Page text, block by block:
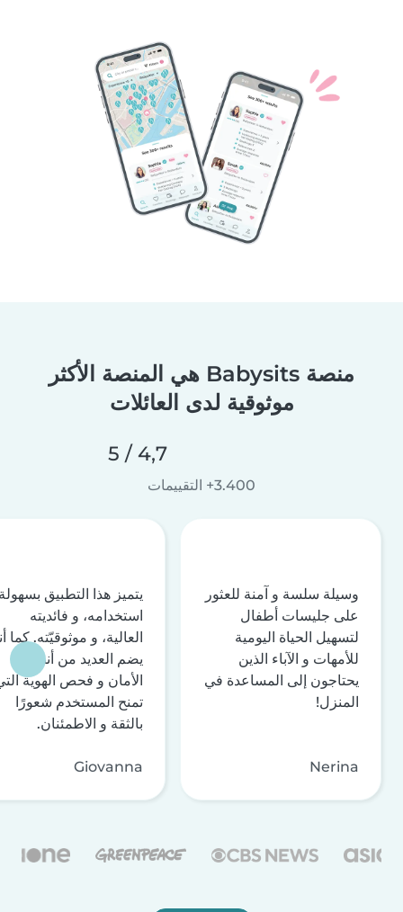
منصة Babysits هي المنصة الأكثر
موثوقية لدى العائلات
4,7 / 5
3.400+ التقييمات
وسيلة سلسة و آمنة للعثور
على جليسات أطفال
لتسهيل الحياة اليومية
للأمهات و الآباء الذين
يحتاجون إلى المساعدة في
المنزل!
Nerina
يتميز هذا التطبيق
استخدامه، و فائديته
العالية، و موثوقيّته. كما
يضم العديد من أنظمة
الأمان و فحص الهوية
تمنح المستخدم شعورًا
بالثقة و الاطمئنان.
Giovanna